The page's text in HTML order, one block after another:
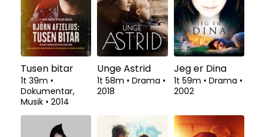
Tusen bitar
1t 39m •
Dokumentar,
Musik • 2014
Unge Astrid
1t 58m • Drama •
2018
Jeg er Dina
1t 59m • Drama •
2002